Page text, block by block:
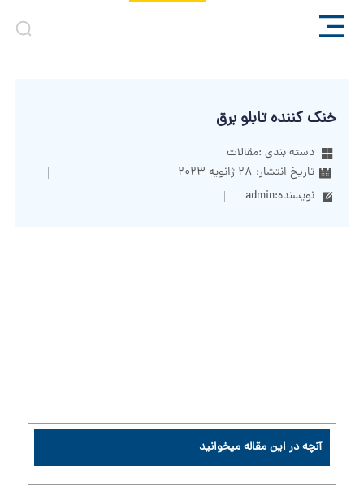
خنک کننده تابلو برق
دسته بندی :مقالات
تاریخ انتشار: 28 ژانویه 2023
نویسنده:admin
آنچه در این مقاله میخوانید